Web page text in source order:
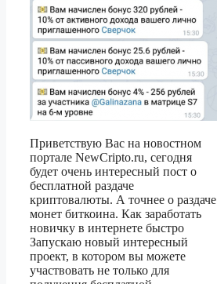
Приветствую Вас на новостном
портале NewCripto.ru, сегодня
будет очень интересный пост о
бесплатной раздаче
криптовалюты. А точнее о раздаче
монет биткоина. Как заработать
новичку в интернете быстро
Запускаю новый интересный
проект, в котором вы можете
участвовать не только для